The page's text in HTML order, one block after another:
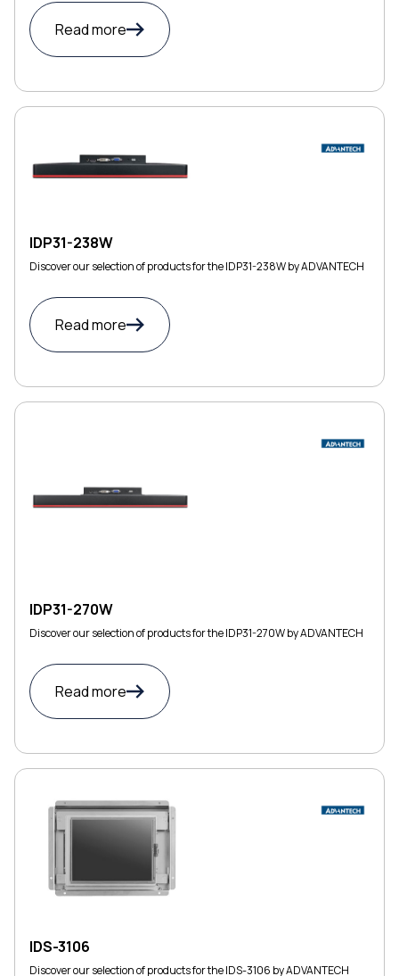
Read more
IDP31-238W
Discover our selection of products for the IDP31-238W by ADVANTECH
Read more
IDP31-270W
Discover our selection of products for the IDP31-270W by ADVANTECH
Read more
IDS-3106
Discover our selection of products for the IDS-3106 by ADVANTECH